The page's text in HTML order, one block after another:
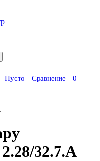
Сравнение 0
Пусто
32.7.А